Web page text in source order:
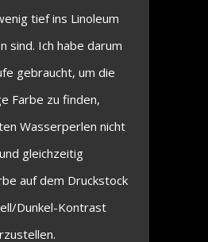
tief ins Linoleum
sind. Ich habe darum
gebraucht, um die
Farbe zu finden,
Wasserperlen nicht
gleichzeitig
auf dem Druckstock
Dunkel-Kontrast